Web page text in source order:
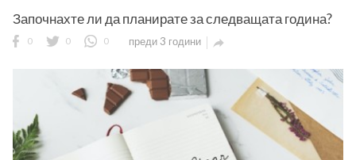
Започнахте ли да планирате за следващата година?
0 0 0 преди 3 години 